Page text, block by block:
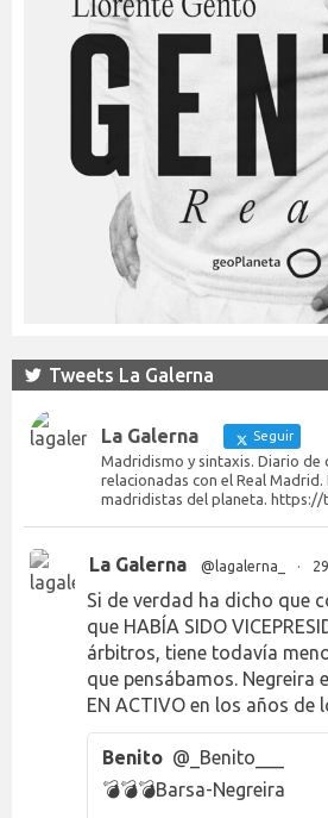
Tweets La Galerna
La Galerna Seguir
Madridismo y sintaxis. Diario de
relacionadas con el Real Madrid.
madridistas del planeta. https://
La Galerna @lagalerna_ ·
Si de verdad ha dicho que
que HABÍA SIDO
árbitros, tiene todavía
que pensábamos. Negreira
EN ACTIVO en los años de
Benito @_Benito___
💣💣💣Barsa-Negreira